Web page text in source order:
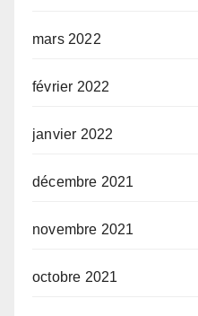
mars 2022
février 2022
janvier 2022
décembre 2021
novembre 2021
octobre 2021